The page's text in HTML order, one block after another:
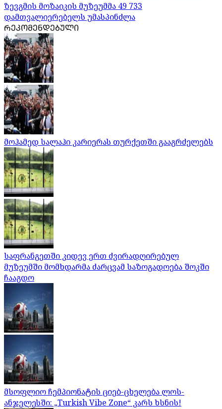
ზევგმის მოზაიკის მუზეუმმა 49 733
დამთვალიერებელს უმასპინძლა
ᲠᲔᲙᲝᲛᲔᲜᲓᲔᲑᲣᲚᲘ
მოჰამედ სალაჰი კარიერას თურქეთში გააგრძელებს
საფრანგეთში კიდევ ერთ ძვირადღირებულ
მუზეუმში მომხდარმა ძარცვამ საზოგადოება შოკში
ჩააგდო
მსოფლიო ჩემპიონატის ციებ-ცხელება ლოს-
ანჯელესში: „Turkish Vibe Zone“ კარს ხსნის!